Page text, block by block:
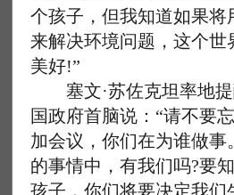
个孩子，但我知道如果将
来解决环境问题，这个世
美好!”
塞文·苏佐克坦率地提
国政府首脑说：“请不要
加会议，你们在为谁做事
的事情中，有我们吗?要
孩子，你们将要决定我们